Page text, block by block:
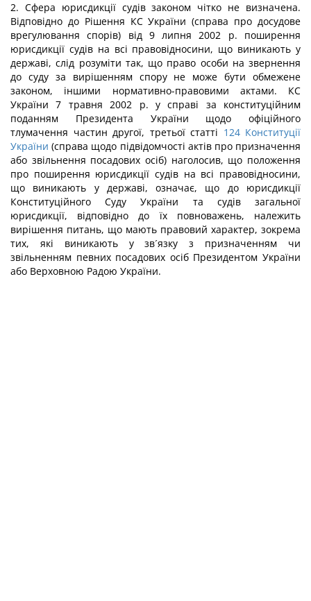
2. Сфера юрисдикції судів законом чітко не визначена.
Відповідно до Рішення КС України (справа про досудове
врегулювання спорів) від 9 липня 2002 р. поширення
юрисдикції судів на всі правовідносини, що вини­кають у
державі, слід розуміти так, що право особи на звер­нення
до суду за вирішенням спору не може бути обмежене
законом, іншими нормативно-правовими актами. КС
України 7 травня 2002 р. у справі за конституційним
поданням Президента України щодо офіцій­ного
тлумачення частин другої, третьої статті 124 Конституції
України (справа щодо підвідомчості актів про призначення
або звільнення посадових осіб) наголосив, що положення
про по­ширення юрисдикції судів на всі правовідносини,
що виника­ють у державі, означає, що до юрисдикції
Конституційного Суду України та судів загальної
юрисдикції, відповідно до їх повноважень, належить
вирішення питань, що мають право­вий характер, зокрема
тих, які виникають у зв´язку з призна­ченням чи
звільненням певних посадових осіб Президентом України
або Верховною Радою України.